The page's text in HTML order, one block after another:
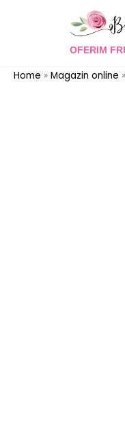
OFERIM
Home » Magazin online »